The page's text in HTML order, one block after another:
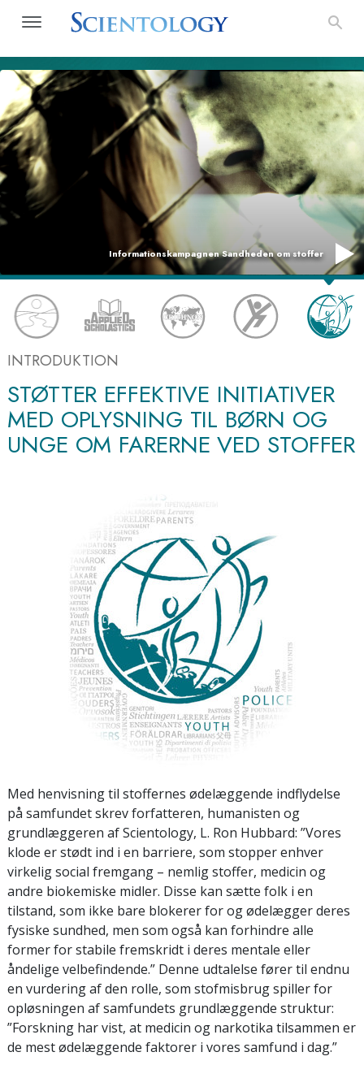
Informationskampagnen Sandheden om stoffer
INTRODUKTION
STØTTER EFFEKTIVE INITIATIVER
MED OPLYSNING TIL BØRN OG
UNGE OM FARERNE VED STOFFER
Med henvisning til stoffernes ødelæggende indflydelse
på samfundet skrev forfatteren, humanisten og
grundlæggeren af Scientology, L. Ron Hubbard: ”Vores
klode er stødt ind i en barriere, som stopper enhver
virkelig social fremgang – nemlig stoffer, medicin og
andre biokemiske midler. Disse kan sætte folk i en
tilstand, som ikke bare blokerer for og ødelægger deres
fysiske sundhed, men som også kan forhindre alle
former for stabile fremskridt i deres mentale eller
åndelige velbefindende.” Denne udtalelse fører til endnu
en vurdering af den rolle, som stofmisbrug spiller for
opløsningen af samfundets grundlæggende struktur:
”Forskning har vist, at medicin og narkotika tilsammen er
de mest ødelæggende faktorer i vores samfund i dag.”